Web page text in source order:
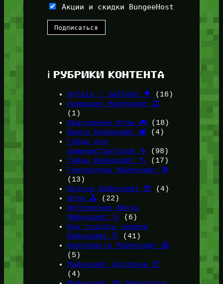
Акции и скидки BungeeHost
ℹ️ РУБРИКИ КОНТЕНТА
HyTale / ХайТейл 🌳
(16)
Анимации Майнкрафт 🎞️
(1)
Браузерные Игры 🎮(18)
Видео Майнкрафт 📽️ (4)
Гайды для
администраторов 🔧
(98)
Гайды Майнкрафт 🔨
(17)
Генераторы Майнкрафт 🔁
(13)
Игроки Майнкрафт 😎 (4)
Игры 🕹️ (22)
Интересные Факты
Майнкрафт 💡(6)
Как создать сервер
Майнкрафт ⛏️ (41)
Крипипаста Майнкрафт 😱
(5)
Майнкрафт Датапаки 📦
(4)